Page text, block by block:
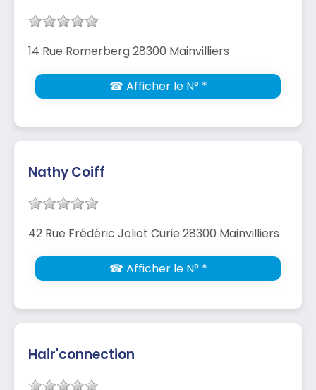
14 Rue Romerberg 28300 Mainvilliers
☎ Afficher le N° *
Nathy Coiff
42 Rue Frédéric Joliot Curie 28300 Mainvilliers
☎ Afficher le N° *
Hair'connection